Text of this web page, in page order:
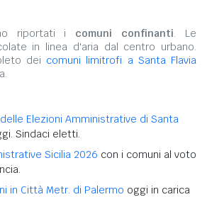
riportati i comuni confinanti. Le
in linea d'aria dal centro urbano.
dei comuni limitrofi a Santa Flavia
Elezioni Amministrative di Santa
Sindaci eletti.
Sicilia 2026 con i comuni al voto
in Città Metr. di Palermo oggi in carica